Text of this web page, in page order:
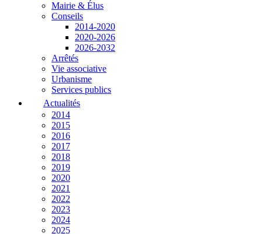
Mairie & Élus
Conseils
2014-2020
2020-2026
2026-2032
Arrêtés
Vie associative
Urbanisme
Services publics
Actualités
2014
2015
2016
2017
2018
2019
2020
2021
2022
2023
2024
2025